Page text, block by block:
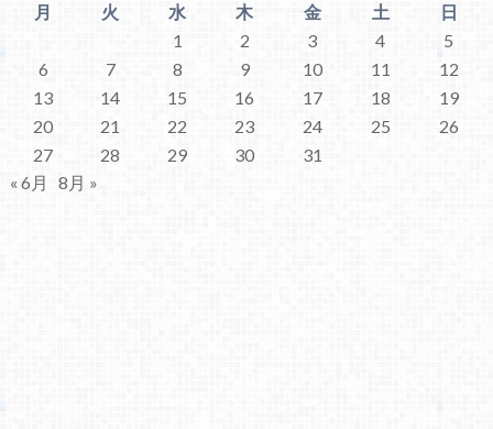
月
火 水 木 金 土
日
1
2 3 4
5
6
7 8 9 10 11
12
13
14 15 16 17 18
19
20
21 22 23 24 25
26
27
28 29 30
31
« 6月
8月 »